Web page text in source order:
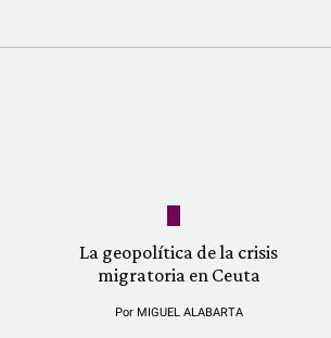
La geopolítica de la crisis
migratoria en Ceuta
Por MIGUEL ALABARTA